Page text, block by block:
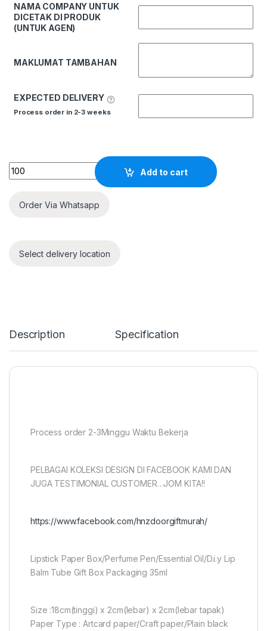
NAMA COMPANY UNTUK
DICETAK DI PRODUK
(UNTUK AGEN)
MAKLUMAT TAMBAHAN
EXPECTED DELIVERY
Process order in 2-3 weeks
Quantity
Add to cart
Order Via Whatsapp
Select delivery location
Description Specification
Process order 2-3Minggu Waktu Bekerja
PELBAGAI KOLEKSI DESIGN DI FACEBOOK KAMI DAN
JUGA TESTIMONIAL CUSTOMER…JOM KITA!!
https://www.facebook.com/hnzdoorgiftmurah/
Lipstick Paper Box/Perfume Pen/Essential Oil/D.i.y Lip
Balm Tube Gift Box Packaging 35ml
Size :18cm(tinggi) x 2cm(lebar) x 2cm(lebar tapak)
Paper Type : Artcard paper/Craft paper/Plain black